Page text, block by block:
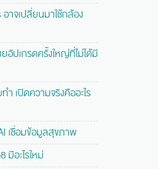
าจเปลี่ยนมาใช้กล้อง
อัปเกรดครั้งใหญ่ที่ไม่ได้มี
เปิดความจริงคืออะไร
เชื่อมข้อมูลสุขภาพ
มีอะไรใหม่